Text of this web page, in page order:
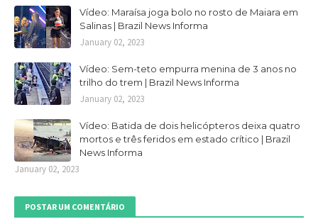
Vídeo: Maraísa joga bolo no rosto de Maiara em
Salinas | Brazil News Informa
January 02, 2023
Vídeo: Sem-teto empurra menina de 3 anos no
trilho do trem | Brazil News Informa
January 02, 2023
Vídeo: Batida de dois helicópteros deixa quatro
mortos e três feridos em estado crítico | Brazil
News Informa
January 02, 2023
POSTAR UM COMENTÁRIO